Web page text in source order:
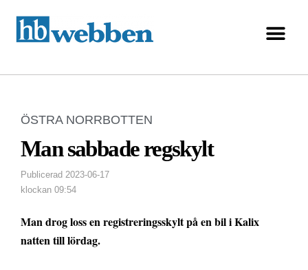
ÖSTRA NORRBOTTEN
Man sabbade regskylt
Publicerad 2023-06-17
klockan 09:54
Man drog loss en registreringsskylt på en bil i Kalix
natten till lördag.